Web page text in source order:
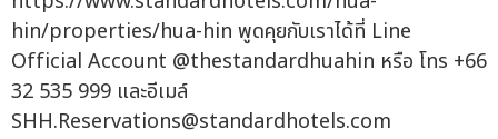
hin/properties/hua-hin พูดคุยกับเราได้ที่ Line
Official Account @thestandardhuahin หรือ โทร +66
32 535 999 และอีเมล์
SHH.Reservations@standardhotels.com